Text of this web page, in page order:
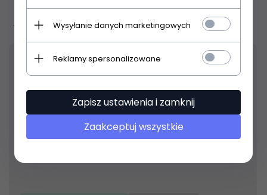
1 299, 00PLN
Wysyłanie danych marketingowych
Reklamy spersonalizowane
Zapisz ustawienia i zamknij
Zaakceptuj wszystkie